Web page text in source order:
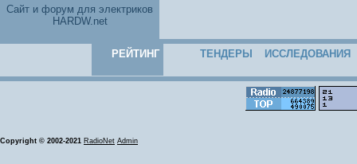
Cайт и форум для электриков
HARDW.net
РЕЙТИНГ ТЕНДЕРЫ ИССЛЕДОВАНИЯ
Copyright © 2002-2021 RadioNet Admin